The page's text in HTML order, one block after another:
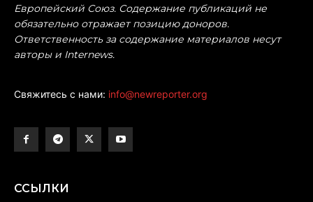
Европейский Союз. Содержание публикаций не
обязательно отражает позицию доноров.
Ответственность за содержание материалов несут
авторы и Internews.
Свяжитесь с нами: info@newreporter.org
ССЫЛКИ